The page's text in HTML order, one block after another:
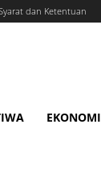
dan Ketentuan
EKONOMI